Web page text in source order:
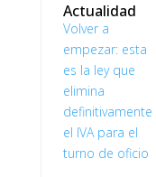
Actualidad
Volver a
empezar: esta
es la ley que
elimina
definitivamente
el IVA para el
turno de oficio